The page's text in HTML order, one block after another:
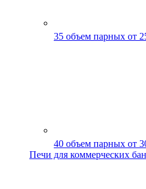
35 объем парных от
40 объем парных от
Печи для коммерческих